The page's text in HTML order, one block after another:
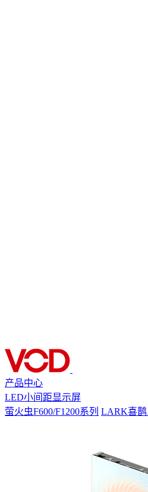
产品中心
LED小间距显示屏
萤火虫F600/F1200系列 LARK喜鹊